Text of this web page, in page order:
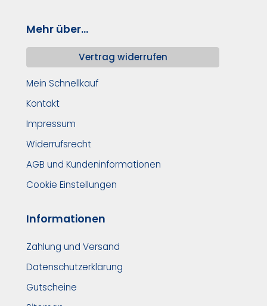
Mehr über...
Vertrag widerrufen
Mein Schnellkauf
Kontakt
Impressum
Widerrufsrecht
AGB und Kundeninformationen
Cookie Einstellungen
Informationen
Zahlung und Versand
Datenschutzerklärung
Gutscheine